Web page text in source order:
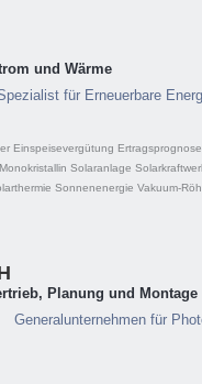
und Wärme
für Erneuerbare
Einspeisevergütung Ertragsprognose
Monokristallin Solaranlage
Sonnenenergie Vakuum-
Planung und
Generalunternehmen für